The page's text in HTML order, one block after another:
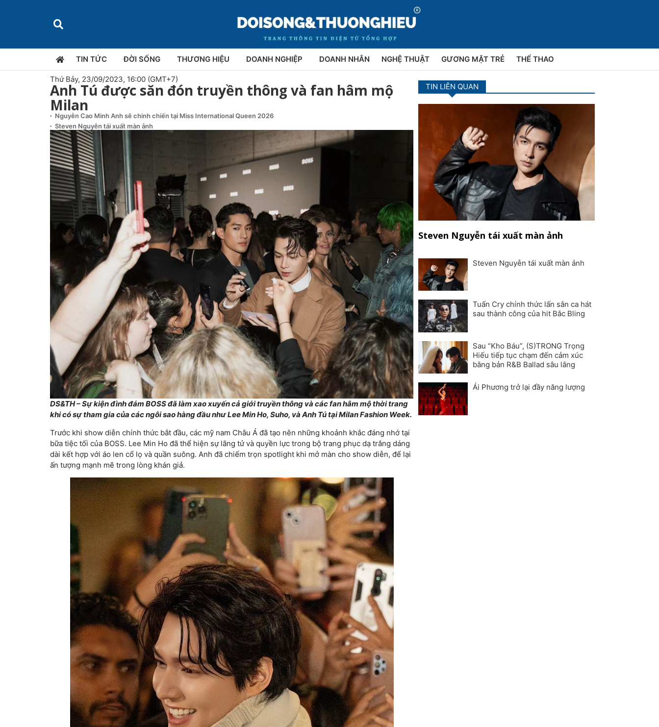
TIN TỨC ĐỜI SỐNG THƯƠNG HIỆU DOANH NGHIỆP DOANH NHÂN NGHỆ THUẬT GƯƠNG MẶT TRẺ THỂ THAO
Thứ Bảy, 23/09/2023, 16:00 (GMT+7)
Anh Tú được săn đón truyền thông và fan hâm mộ
Milan
Nguyễn Cao Minh Anh sẽ chinh chiến tại Miss International Queen 2026
Steven Nguyễn tái xuất màn ảnh
DS&TH – Sự kiện đình đám BOSS đã làm xao xuyến cả giới truyền thông và các fan hâm mộ thời trang
khi có sự tham gia của các ngôi sao hàng đầu như Lee Min Ho, Suho, và Anh Tú tại Milan Fashion Week.
Trước khi show diễn chính thức bắt đầu, các mỹ nam Châu Á đã tạo nên những khoảnh khắc đáng nhớ tại
bữa tiệc tối của BOSS. Lee Min Ho đã thể hiện sự lãng tử và quyền lực trong bộ trang phục dạ trắng dáng
dài kết hợp với áo len cổ lọ và quần suông. Anh đã chiếm trọn spotlight khi mở màn cho show diễn, để lại
ấn tượng mạnh mẽ trong lòng khán giả.
TIN LIÊN QUAN
Steven Nguyễn tái xuất màn ảnh
Steven Nguyễn tái xuất màn ảnh
Tuấn Cry chính thức lấn sân ca hát
sau thành công của hit Bắc Bling
Sau “Kho Báu”, (S)TRONG Trọng
Hiếu tiếp tục chạm đến cảm xúc
bằng bản R&B Ballad sâu lắng
Ái Phương trở lại đầy năng lượng